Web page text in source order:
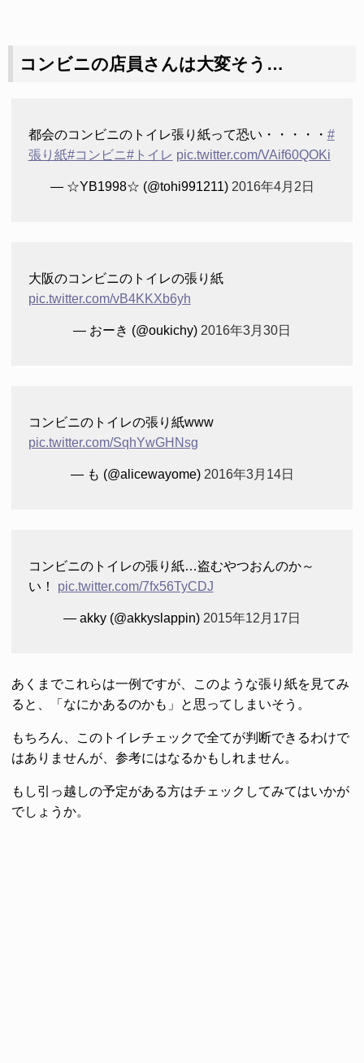
コンビニの店員さんは大変そう…
都会のコンビニのトイレ張り紙って恐い・・・・・ #
張り紙#コンビニ#トイレ pic.twitter.com/VAif60QOKi
— ☆YB1998☆ (@tohi991211) 2016年4月2日
大阪のコンビニのトイレの張り紙
pic.twitter.com/vB4KKXb6yh
— おーき (@oukichy) 2016年3月30日
コンビニのトイレの張り紙www
pic.twitter.com/SqhYwGHNsg
— も (@alicewayome) 2016年3月14日
コンビニのトイレの張り紙…盗むやつおんのか～
い！ pic.twitter.com/7fx56TyCDJ
— akky (@akkyslappin) 2015年12月17日
あくまでこれらは一例ですが、このような張り紙を見てみ
ると、「なにかあるのかも」と思ってしまいそう。
もちろん、このトイレチェックで全てが判断できるわけで
はありませんが、参考にはなるかもしれません。
もし引っ越しの予定がある方はチェックしてみてはいかが
でしょうか。